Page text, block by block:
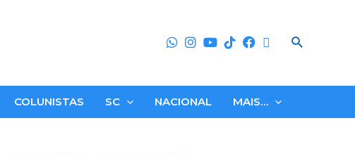
Search
COLUNISTAS SC NACIONAL MAIS…